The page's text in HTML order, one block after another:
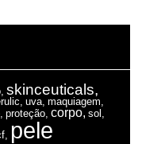
skinceuticals,
uva, maquiagem,
proteção, corpo, sol,
pele